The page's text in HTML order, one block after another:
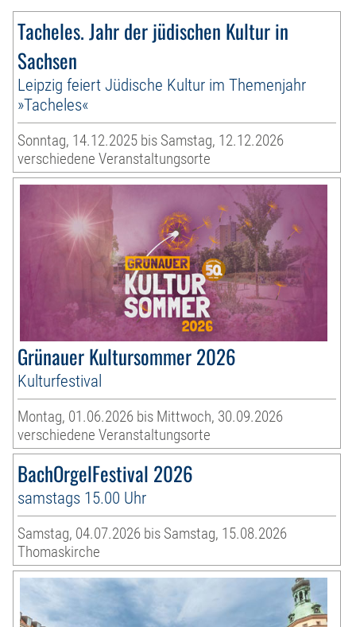
Tacheles. Jahr der jüdischen Kultur in
Sachsen
Leipzig feiert Jüdische Kultur im Themenjahr
»Tacheles«
Sonntag, 14.12.2025 bis Samstag, 12.12.2026
verschiedene Veranstaltungsorte
Grünauer Kultursommer 2026
Kulturfestival
Montag, 01.06.2026 bis Mittwoch, 30.09.2026
verschiedene Veranstaltungsorte
BachOrgelFestival 2026
samstags 15.00 Uhr
Samstag, 04.07.2026 bis Samstag, 15.08.2026
Thomaskirche